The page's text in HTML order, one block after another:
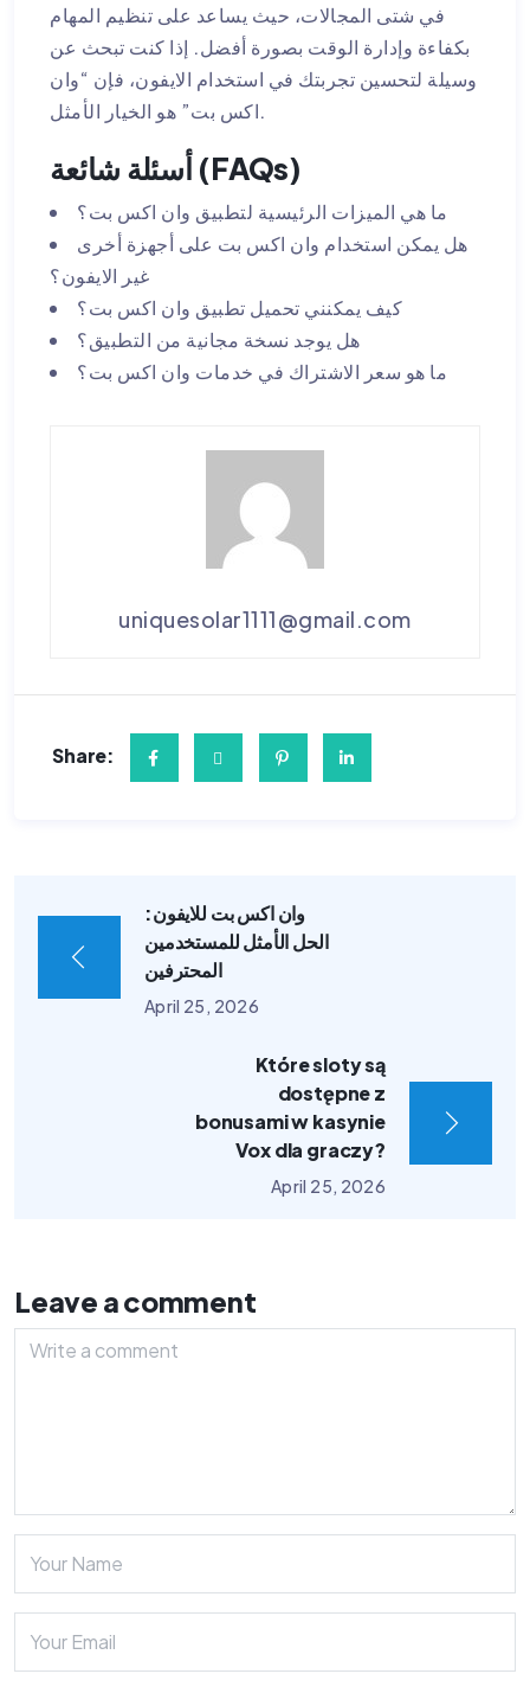
في شتى المجالات، حيث يساعد على تنظيم المهام
بكفاءة وإدارة الوقت بصورة أفضل. إذا كنت تبحث عن
وسيلة لتحسين تجربتك في استخدام الايفون، فإن “وان
اكس بت” هو الخيار الأمثل.
أسئلة شائعة (FAQs)
ما هي الميزات الرئيسية لتطبيق وان اكس بت؟
هل يمكن استخدام وان اكس بت على أجهزة أخرى
غير الايفون؟
كيف يمكنني تحميل تطبيق وان اكس بت؟
هل يوجد نسخة مجانية من التطبيق؟
ما هو سعر الاشتراك في خدمات وان اكس بت؟
uniquesolar1111@gmail.com
Share:
وان اكس بت للايفون:
الحل الأمثل للمستخدمين
المحترفين
April 25, 2026
Które sloty są
dostępne z
bonusami w kasynie
Vox dla graczy?
April 25, 2026
Leave a comment